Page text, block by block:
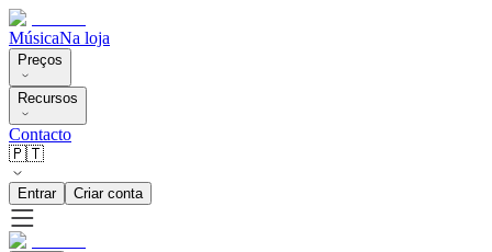
MúsicaNa loja
Preços
Recursos
Contacto
🇵🇹
Entrar Criar conta